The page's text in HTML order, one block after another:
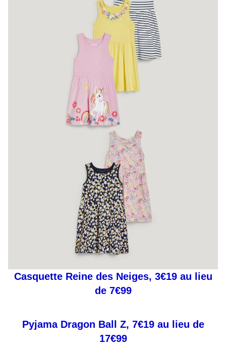
Casquette Reine des Neiges, 3€19 au lieu
de 7€99
Pyjama Dragon Ball Z, 7€19 au lieu de
17€99